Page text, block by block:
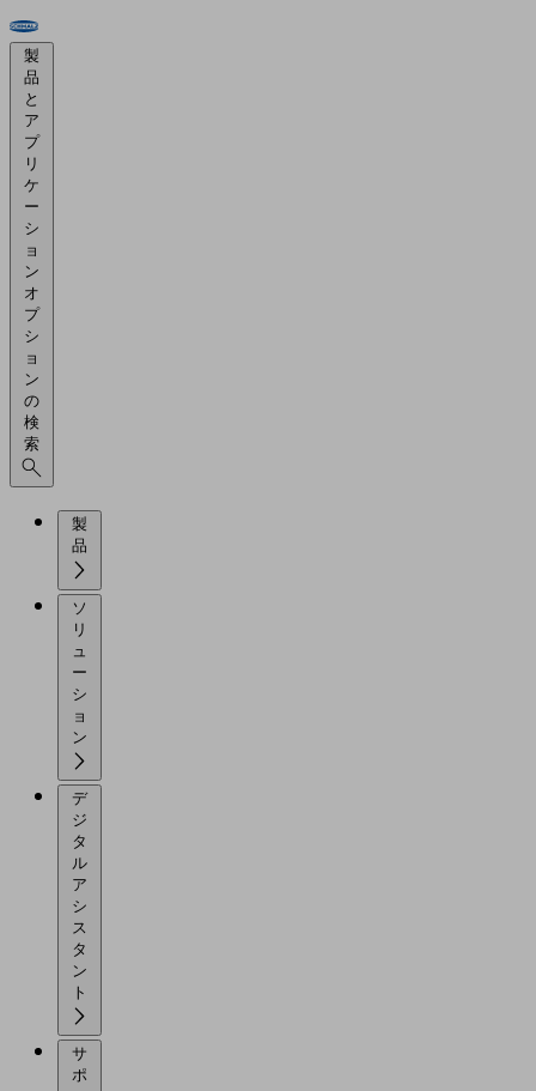
製
品
と
ア
プ
リ
ケ
ー
シ
ョ
ン
オ
プ
シ
ョ
ン
の
検
索
製
ソ
リ
ュ
ー
シ
ョ
デ
ジ
タ
ル
ア
シ
ス
タ
ン
サ
ポ